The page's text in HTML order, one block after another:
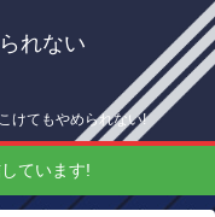
れない
てもやめられない!
ています!